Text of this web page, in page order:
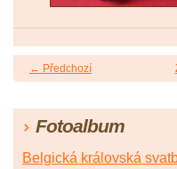
← Předchozí
Fotoalbum
Belgická královská